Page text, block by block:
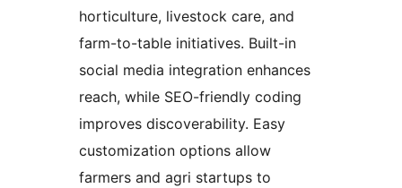
horticulture, livestock care, and
farm-to-table initiatives. Built-in
social media integration enhances
reach, while SEO-friendly coding
improves discoverability. Easy
customization options allow
farmers and agri startups to